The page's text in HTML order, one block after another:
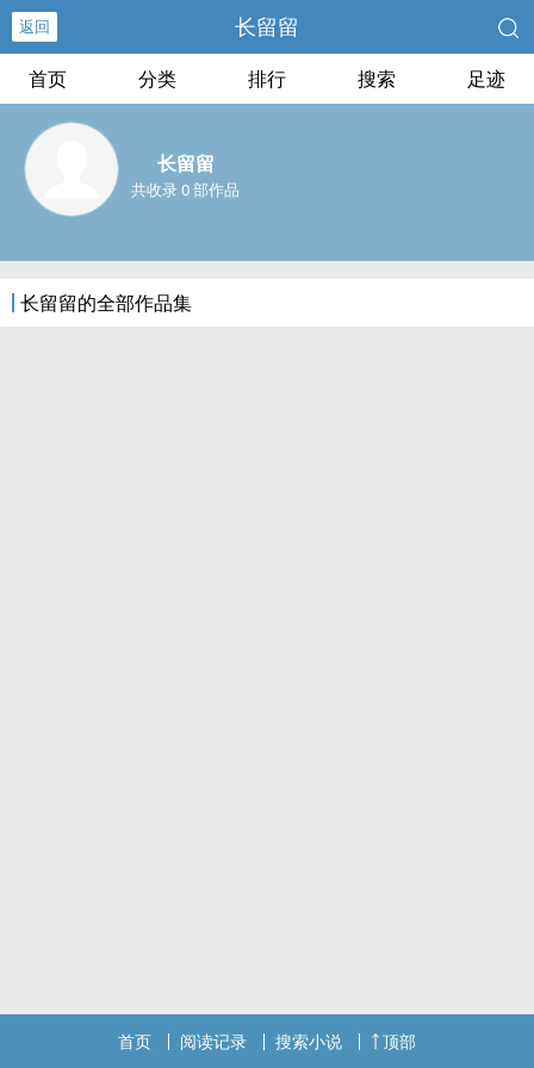
返回 长留留
首页 分类 排行 搜索 足迹
长留留
共收录 0 部作品
长留留的全部作品集
首页 阅读记录 搜索小说 顶部